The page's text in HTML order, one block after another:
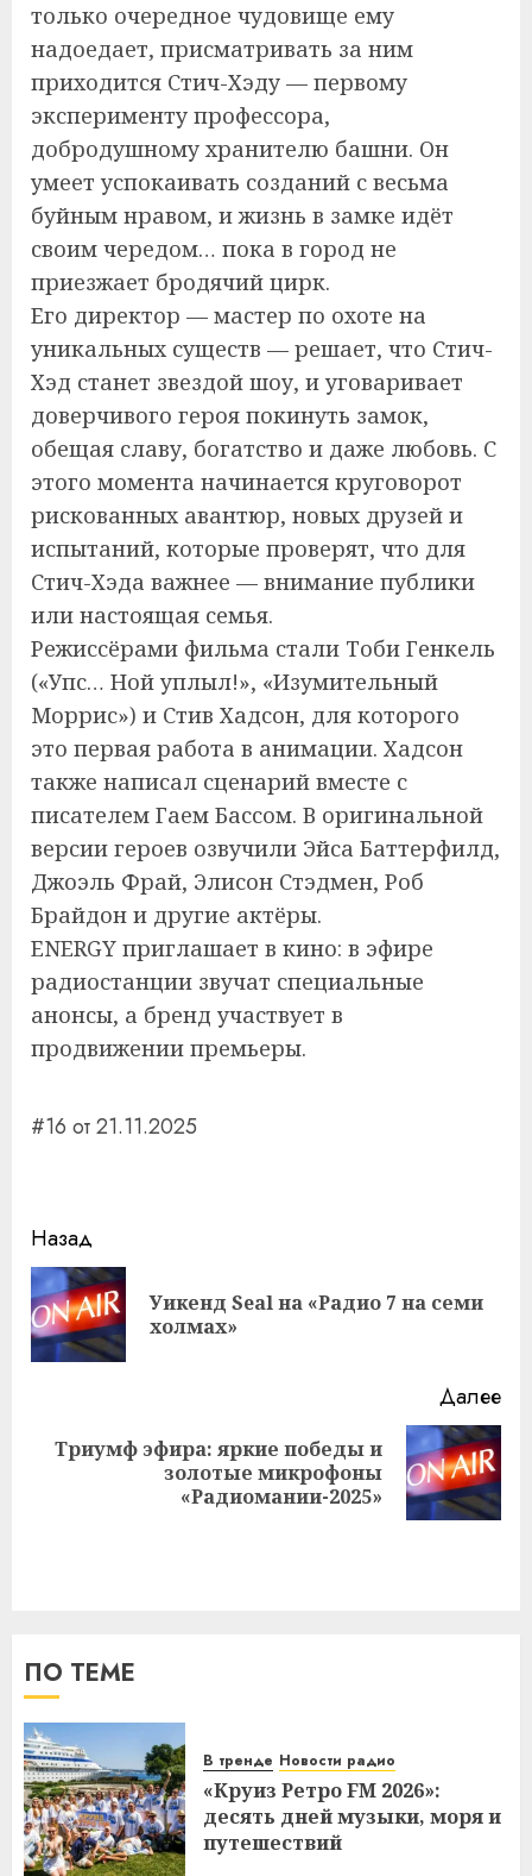
только очередное чудовище ему
надоедает, присматривать за ним
приходится Стич-Хэду — первому
эксперименту профессора,
добродушному хранителю башни. Он
умеет успокаивать созданий с весьма
буйным нравом, и жизнь в замке идёт
своим чередом… пока в город не
приезжает бродячий цирк.
Его директор — мастер по охоте на
уникальных существ — решает, что Стич-
Хэд станет звездой шоу, и уговаривает
доверчивого героя покинуть замок,
обещая славу, богатство и даже любовь. С
этого момента начинается круговорот
рискованных авантюр, новых друзей и
испытаний, которые проверят, что для
Стич-Хэда важнее — внимание публики
или настоящая семья.
Режиссёрами фильма стали Тоби Генкель
(«Упс… Ной уплыл!», «Изумительный
Моррис») и Стив Хадсон, для которого
это первая работа в анимации. Хадсон
также написал сценарий вместе с
писателем Гаем Бассом. В оригинальной
версии героев озвучили Эйса Баттерфилд,
Джоэль Фрай, Элисон Стэдмен, Роб
Брайдон и другие актёры.
ENERGY приглашает в кино: в эфире
радиостанции звучат специальные
анонсы, а бренд участвует в
продвижении премьеры.
#16 от 21.11.2025
Навигация
записи
Назад
Уикенд Seal на «Радио 7 на семи
холмах»
Далее
Следующая
Триумф эфира: яркие победы и
золотые микрофоны
«Радиомании-2025»
ПО ТЕМЕ
В тренде Новости радио
«Круиз Ретро FM 2026»:
десять дней музыки, моря и
путешествий